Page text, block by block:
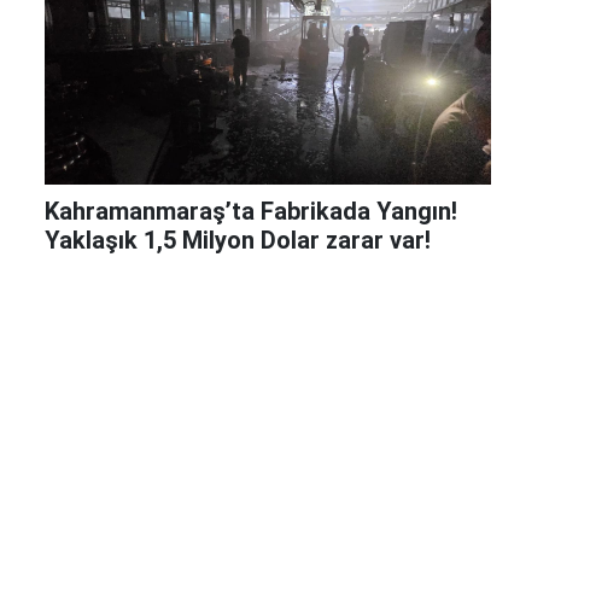
Kahramanmaraş’ta Fabrikada Yangın!
Yaklaşık 1,5 Milyon Dolar zarar var!